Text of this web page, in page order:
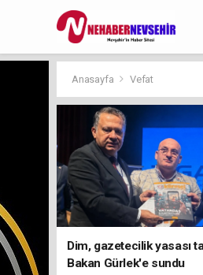
Anasayfa Vefat
Dim, gazetecilik yasası
Bakan Gürlek'e sundu